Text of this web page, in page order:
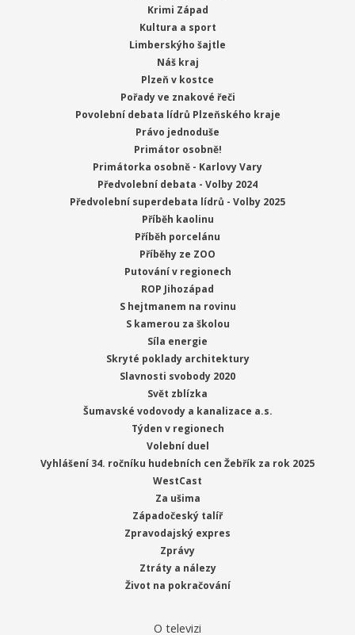
Krimi Západ
Kultura a sport
Limberskýho šajtle
Náš kraj
Plzeň v kostce
Pořady ve znakové řeči
Povolební debata lídrů Plzeňského kraje
Právo jednoduše
Primátor osobně!
Primátorka osobně - Karlovy Vary
Předvolební debata - Volby 2024
Předvolební superdebata lídrů - Volby 2025
Příběh kaolinu
Příběh porcelánu
Příběhy ze ZOO
Putování v regionech
ROP Jihozápad
S hejtmanem na rovinu
S kamerou za školou
Síla energie
Skryté poklady architektury
Slavnosti svobody 2020
Svět zblízka
Šumavské vodovody a kanalizace a.s.
Týden v regionech
Volební duel
Vyhlášení 34. ročníku hudebních cen Žebřík za rok 2025
WestCast
Za ušima
Západočeský talíř
Zpravodajský expres
Zprávy
Ztráty a nálezy
Život na pokračování
O televizi